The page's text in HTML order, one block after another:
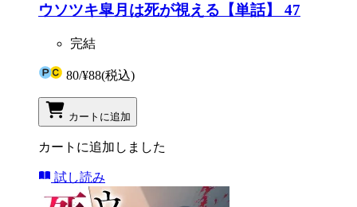
ウソツキ皐月は死が視える【単話】 47
完結
80/¥88(税込)
カートに追加
カートに追加しました
試し読み